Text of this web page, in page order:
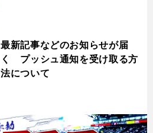
最新記事などのお知らせが届
く プッシュ通知を受け取る方
法について